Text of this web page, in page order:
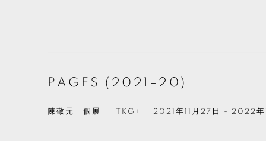
PAGES (2021–20)
陳敬元 個展 2021年11月27日 - 2022年
TKG+